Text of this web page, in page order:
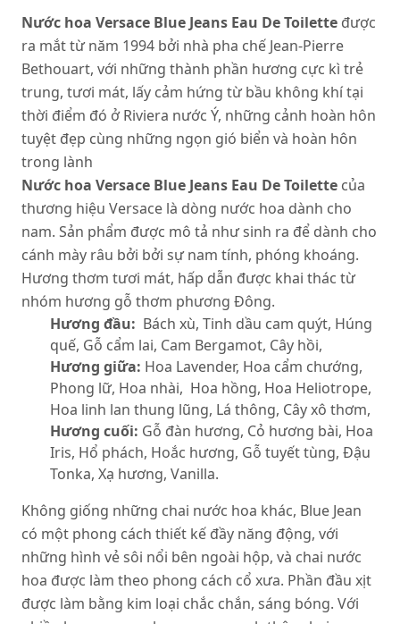
Nước hoa Versace Blue Jeans Eau De Toilette được
ra mắt từ năm 1994 bởi nhà pha chế Jean-Pierre
Bethouart, với những thành phần hương cực kì trẻ
trung, tươi mát, lấy cảm hứng từ bầu không khí tại
thời điểm đó ở Riviera nước Ý, những cảnh hoàn hôn
tuyệt đẹp cùng những ngọn gió biển và hoàn hôn
trong lành
Nước hoa Versace Blue Jeans Eau De Toilette của
thương hiệu Versace là dòng nước hoa dành cho
nam. Sản phẩm được mô tả như sinh ra để dành cho
cánh mày râu bởi bởi sự nam tính, phóng khoáng.
Hương thơm tươi mát, hấp dẫn được khai thác từ
nhóm hương gỗ thơm phương Đông.
Hương đầu: Bách xù, Tinh dầu cam quýt, Húng
quế, Gỗ cẩm lai, Cam Bergamot, Cây hồi,
Hương giữa: Hoa Lavender, Hoa cẩm chướng,
Phong lữ, Hoa nhài, Hoa hồng, Hoa Heliotrope,
Hoa linh lan thung lũng, Lá thông, Cây xô thơm,
Hương cuối: Gỗ đàn hương, Cỏ hương bài, Hoa
Iris, Hổ phách, Hoắc hương, Gỗ tuyết tùng, Đậu
Tonka, Xạ hương, Vanilla.
Không giống những chai nước hoa khác, Blue Jean
có một phong cách thiết kế đầy năng động, với
những hình vẻ sôi nổi bên ngoài hộp, và chai nước
hoa được làm theo phong cách cổ xưa. Phần đầu xịt
được làm bằng kim loại chắc chắn, sáng bóng. Với